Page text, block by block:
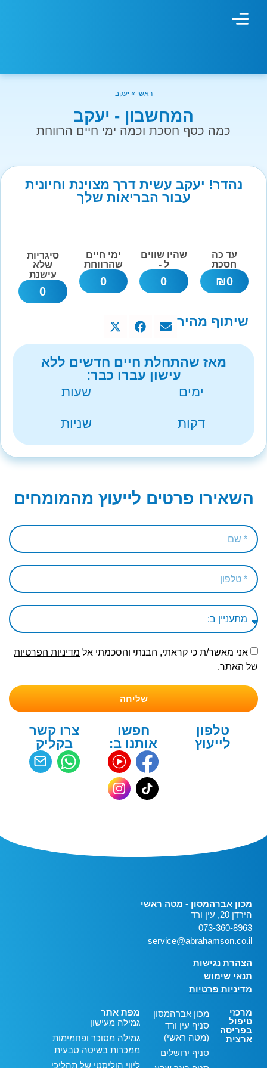
ראשי » יעקב
המחשבון - יעקב
כמה כסף חסכת וכמה ימי חיים הרווחת
נהדר! יעקב עשית דרך מצוינת וחיונית
עבור הבריאות שלך
עד כה
חסכת
0
₪
שהיו שווים
ל -
0
ימי חיים
שהרווחת
0
סיגריות
שלא
עישנת
0
שיתוף מהיר
מאז שהתחלת חיים חדשים ללא
עישון עברו כבר:
ימים
שעות
דקות שניות
השאירו פרטים לייעוץ מהמומחים
אני מאשר/ת כי קראתי, הבנתי והסכמתי אל מדיניות הפרטיות
של האתר.
שליחה
טלפון
לייעוץ
חפשו
אותנו ב:
צרו קשר
בקליק
מכון אברהמסון - מטה ראשי
הירדן 20, עין ורד
073-360-8963
service@abrahamson.co.il
הצהרת נגישות
תנאי שימוש
מדיניות פרטיות
מרכזי
טיפול
בפריסה
ארצית
מכון אברהמסון
סניף עין ורד
(מטה ראשי)
סניף ירושלים
מפת אתר
גמילה מעישון
גמילה מסוכר ופחמימות
ממכרות בשיטה טבעית
ליווי הוליסטי של תהליכי